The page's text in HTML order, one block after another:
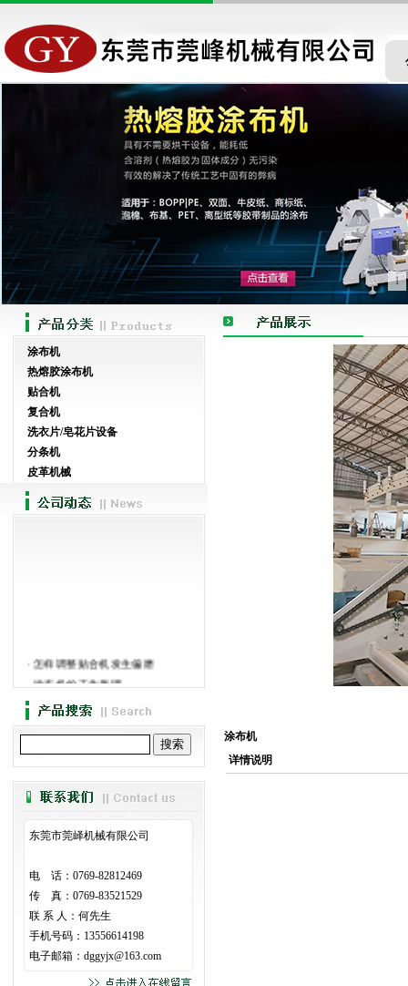
1
涂布机
热熔胶涂布机
贴合机
复合机
洗衣片/皂花片设备
分条机
皮革机械
阐述分切机的发展现状
·热熔胶涂布机介绍和特色
·热熔胶涂布机使用的问题介绍
· 热熔胶涂布机的工艺优...
东莞市莞峄机械有限公司
电 话：0769-82812469
传 真：0769-83521529
联 系 人：何先生
手机号码：13556614198
电子邮箱： dggyjx@163.com
涂布机
详情说明